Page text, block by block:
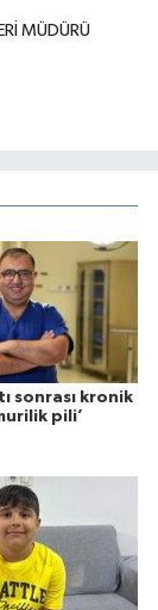
MÜDÜRÜ
sonrası kronik
pili’